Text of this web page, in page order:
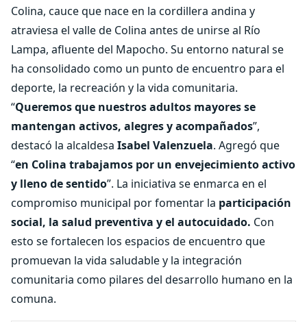
Colina, cauce que nace en la cordillera andina y
atraviesa el valle de Colina antes de unirse al Río
Lampa, afluente del Mapocho. Su entorno natural se
ha consolidado como un punto de encuentro para el
deporte, la recreación y la vida comunitaria.
“Queremos que nuestros adultos mayores se
mantengan activos, alegres y acompañados”,
destacó la alcaldesa Isabel Valenzuela. Agregó que
“en Colina trabajamos por un envejecimiento activo
y lleno de sentido”. La iniciativa se enmarca en el
compromiso municipal por fomentar la participación
social, la salud preventiva y el autocuidado. Con
esto se fortalecen los espacios de encuentro que
promuevan la vida saludable y la integración
comunitaria como pilares del desarrollo humano en la
comuna.